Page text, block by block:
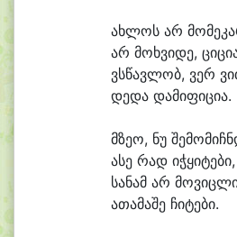
ახლოს არ მომეკა
არ მოხვიდე, ციცი
ვსწავლობ, ვერ ვი
დედა დამიფიცია.
მზეო, ნუ შემომიჩნ
ასე რად იჭყიტები,
სანამ არ მოვიც
ათამაშე ჩიტები.